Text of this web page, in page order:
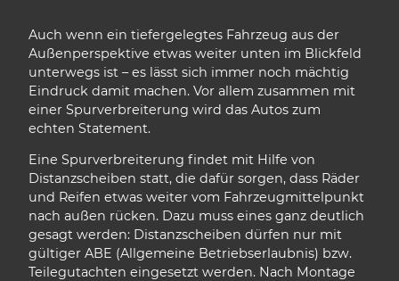
Auch wenn ein tiefergelegtes Fahrzeug aus der
Außenperspektive etwas weiter unten im Blickfeld
unterwegs ist – es lässt sich immer noch mächtig
Eindruck damit machen. Vor allem zusammen mit
einer Spurverbreiterung wird das Autos zum
echten Statement.
Eine Spurverbreiterung findet mit Hilfe von
Distanzscheiben statt, die dafür sorgen, dass Räder
und Reifen etwas weiter vom Fahrzeugmittelpunkt
nach außen rücken. Dazu muss eines ganz deutlich
gesagt werden: Distanzscheiben dürfen nur mit
gültiger ABE (Allgemeine Betriebserlaubnis) bzw.
Teilegutachten eingesetzt werden. Nach Montage